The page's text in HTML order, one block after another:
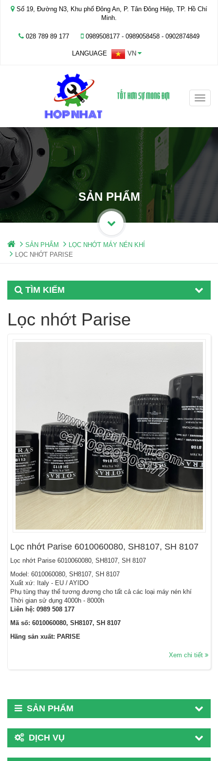
Số 19, Đường N3, Khu phố Đông An, P. Tân Đông Hiệp, TP. Hồ Chí
Minh.
028 789 89 177 0989508177 - ‭0989058458‬ - 0902874849
LANGUAGE VN
Toggle
SẢN PHẨM
SẢN PHẨM
LỌC NHỚT MÁY NÉN KHÍ
LỌC NHỚT PARISE
TÌM KIẾM
Lọc nhớt Parise
Lọc nhớt Parise 6010060080, SH8107, SH 8107
Lọc nhớt Parise 6010060080, SH8107, SH 8107
Model: 6010060080, SH8107, SH 8107
Xuất xứ: Italy - EU / AYIDO
Phụ tùng thay thế tương đương cho tất cả các loại máy nén khí
Thời gian sử dụng 4000h - 8000h
Liên hệ: 0989 508 177
Mã số: 6010060080, SH8107, SH 8107
Hãng sản xuất: PARISE
Xem chi tiết
SẢN PHẨM
DỊCH VỤ